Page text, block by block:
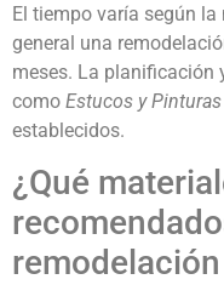
El tiempo varía según
general una
meses. La planificación
como Estucos y Pinturas
establecidos.
¿Qué